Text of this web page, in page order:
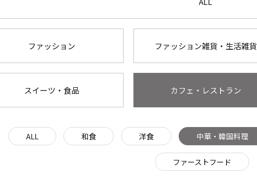
ファッション ファッション雑貨・生活雑貨
スイーツ・食品 カフェ・レストラン
ALL 和食 洋食 中華・韓国料理
ファーストフード